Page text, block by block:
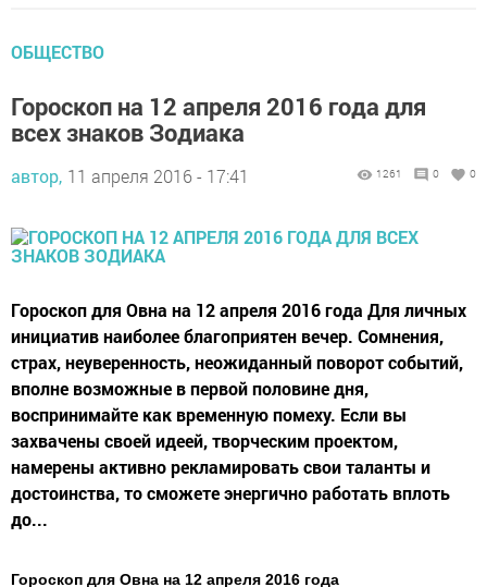
ОБЩЕСТВО
Гороскоп на 12 апреля 2016 года для
всех знаков Зодиака
автор, 11 апреля 2016 - 17:41 1261 0 0
Гороскоп для Овна на 12 апреля 2016 года Для личных
инициатив наиболее благоприятен вечер. Сомнения,
страх, неуверенность, неожиданный поворот событий,
вполне возможные в первой половине дня,
воспринимайте как временную помеху. Если вы
захвачены своей идеей, творческим проектом,
намерены активно рекламировать свои таланты и
достоинства, то сможете энергично работать вплоть
до...
Гороскоп для Овна на 12 апреля 2016 года